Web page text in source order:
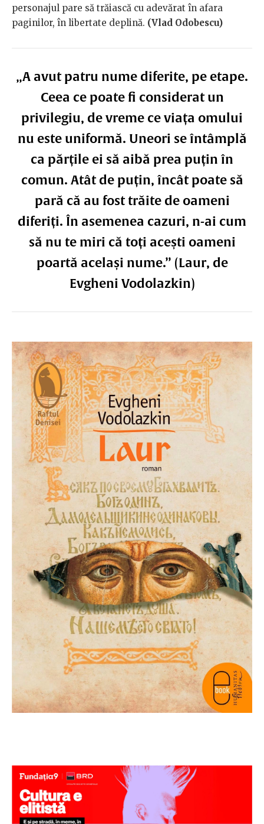
personajul pare să trăiască cu adevărat în afara
paginilor, în libertate deplină. (Vlad Odobescu)
„A avut patru nume diferite, pe etape.
Ceea ce poate fi considerat un
privilegiu, de vreme ce viața omului
nu este uniformă. Uneori se întâmplă
ca părțile ei să aibă prea puțin în
comun. Atât de puțin, încât poate să
pară că au fost trăite de oameni
diferiți. În asemenea cazuri, n-ai cum
să nu te miri că toți acești oameni
poartă același nume.” (Laur, de
Evgheni Vodolazkin)